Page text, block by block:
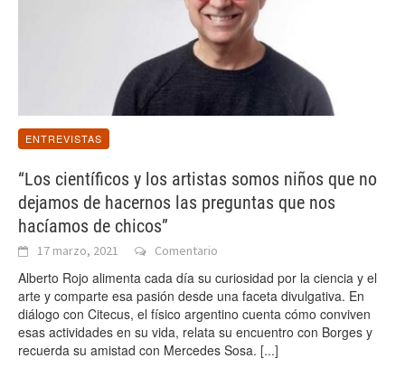
ENTREVISTAS
“Los científicos y los artistas somos niños que no
dejamos de hacernos las preguntas que nos
hacíamos de chicos”
17 marzo, 2021 Comentario
Alberto Rojo alimenta cada día su curiosidad por la ciencia y el
arte y comparte esa pasión desde una faceta divulgativa. En
diálogo con Citecus, el físico argentino cuenta cómo conviven
esas actividades en su vida, relata su encuentro con Borges y
recuerda su amistad con Mercedes Sosa. [...]